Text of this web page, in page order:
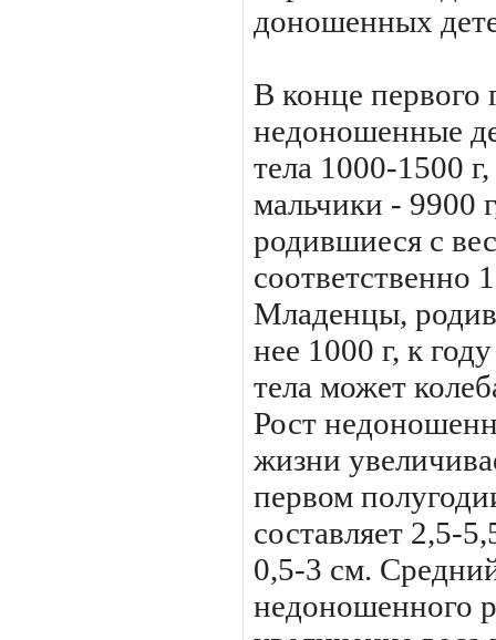
доношенных
В конце первого
недоношенные
тела 1000-1500
мальчики - 9900
родив­шиеся с
соответственно
Младенцы,
нее 1000 г, к
тела может
Рост
жизни
первом
составляет 2,5-
0,5-3 см.
недоношенного